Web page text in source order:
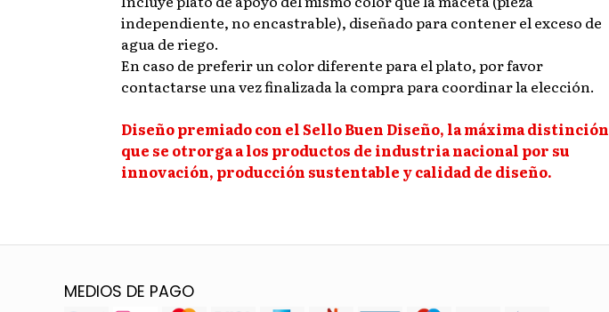
independiente, no encastrable), diseñado para contener el exceso de
agua de riego.
En caso de preferir un color diferente para el plato, por favor
contactarse una vez finalizada la compra para coordinar la elección.
Diseño premiado con el Sello Buen Diseño, la máxima distinción
que se otrorga a los productos de industria nacional por su
innovación, producción sustentable y calidad de diseño.
MEDIOS DE PAGO